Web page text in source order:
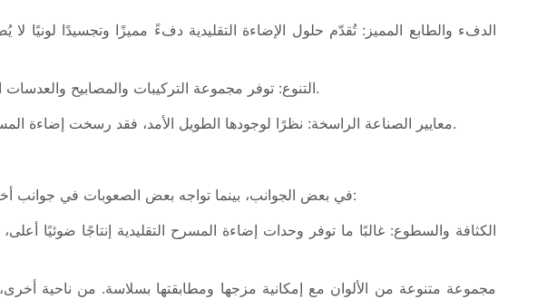
الدفء والطابع المميز: تُقدّم حلول الإضاءة التقليدية دفءً مميزًا وتجسيدًا
- التنوع: توفر مجموعة التركيبات والمصابيح والعدسات المتاحة في إضاءة المسرح التقليدية إمكانيات لا حصر لها للمصممين لتحقيق مزاجات وملمس وأجواء محددة.
- معايير الصناعة الراسخة: نظرًا لوجودها الطويل الأمد، فقد رسخت إضاءة المسرح التقليدية ممارسات الصناعة التقليدية، مما يجعل من الأسهل على المحترفين التعاون ومشاركة المعدات.
من حيث الأداء، لكلٍّ من شريط إضاءة المسرح LED والإضاءة التقليدية مزاياه. تتفوق أشرطة إضاءة LED في بعض الجوانب، بينما تواجه بعض الصعوبات في جوانب أخرى: